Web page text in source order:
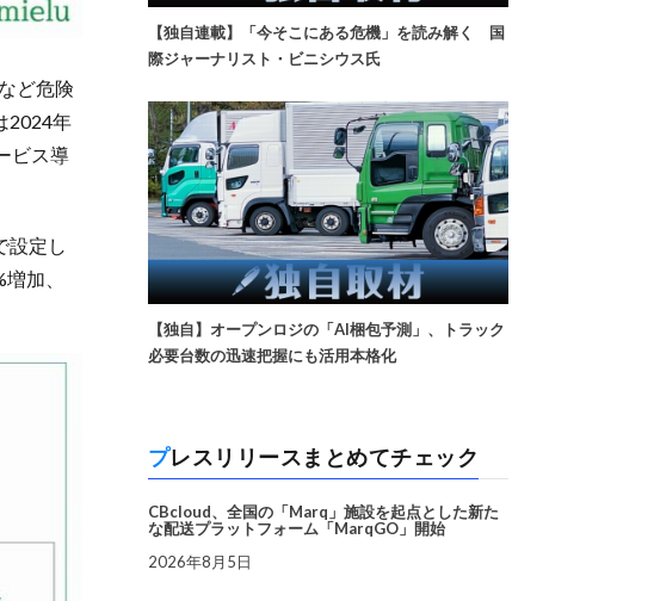
ど危険
2024年
ビス導
設定し
加、
【独自連載】「今そこにある危機」を読み解く 国
際ジャーナリスト・ビニシウス氏
【独自】オープンロジの「AI梱包予測」、トラック
必要台数の迅速把握にも活用本格化
プレスリリースまとめてチェック
CBcloud、全国の「Marq」施設を起点とした新た
な配送プラットフォーム「MarqGO」開始
2026年8月5日